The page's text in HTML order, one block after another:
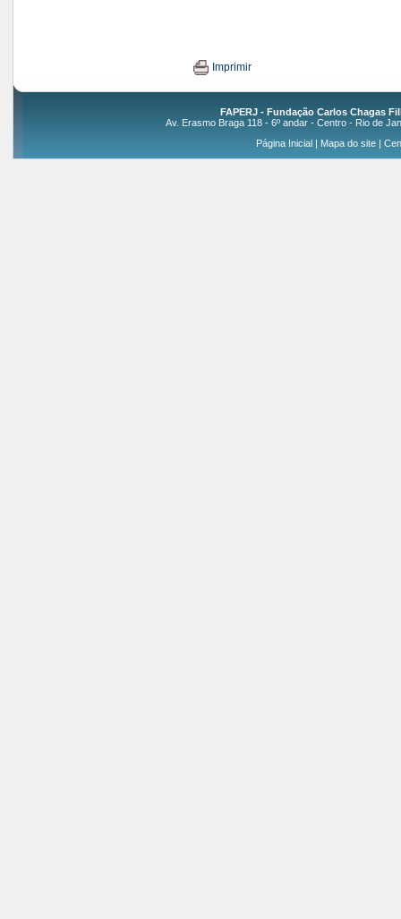
Imprimir
FAPERJ - Fundação Carlos Chagas
Av. Erasmo Braga 118 - 6º andar - Centro - Rio de
Página Inicial| Mapa do site|